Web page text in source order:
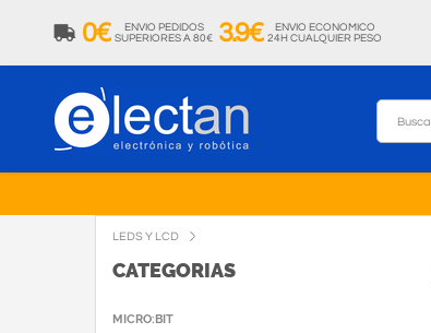
0€
ENVIO PEDIDOS
SUPERIORES A 80€ 3.9€
ENVIO ECONOMICO
24H CUALQUIER PESO
LEDS Y LCD
CATEGORIAS
MICRO:BIT